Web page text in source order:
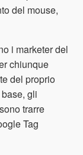
del mouse,
i marketer del
chiunque
del proprio
gli
trarre
Tag